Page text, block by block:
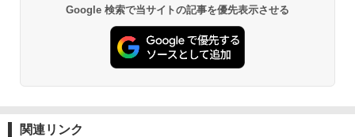
【公式】ブタメン とんこつ味 35g×15個
| 業務用 夜食 カップラーメン ミニカップ
麺 小腹 インスタント アウトドアにも ロ
ーリングストック 大人買い おやつカン
パニー
シャープ 過熱水蒸気 オーブンレンジ 23
L 1段調理 ブラック RE-WF232-B シンプ
ル操作 コンパクト 一人暮らし 二人暮ら
Google 検索で当サイトの記事を優先表示させる
関連リンク